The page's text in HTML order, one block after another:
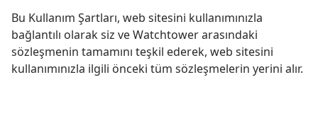
Bu Kullanım Şartları, web sitesini kullanımınızla
bağlantılı olarak siz ve Watchtower arasındaki
sözleşmenin tamamını teşkil ederek, web sitesini
kullanımınızla ilgili önceki tüm sözleşmelerin yerini alır.